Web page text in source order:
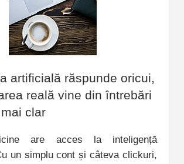
artificială răspunde oricui,
reală vine din întrebări
clar
are acces la inteligență
un simplu cont și câteva clickuri,